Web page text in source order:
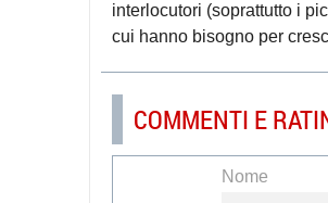
interlocutori (soprattutto i
cui hanno bisogno per
COMMENTI E
Nome